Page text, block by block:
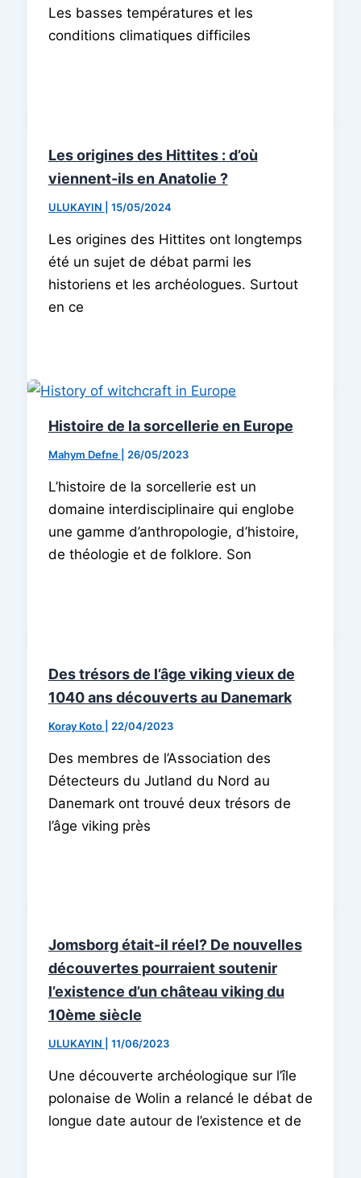
Les basses températures et les
conditions climatiques difficiles
Les origines des Hittites : d’où
viennent-ils en Anatolie ?
ULUKAYIN 15/05/2024
Les origines des Hittites ont longtemps
été un sujet de débat parmi les
historiens et les archéologues. Surtout
en ce
Histoire de la sorcellerie en Europe
Mahym Defne 26/05/2023
L’histoire de la sorcellerie est un
domaine interdisciplinaire qui englobe
une gamme d’anthropologie, d’histoire,
de théologie et de folklore. Son
Des trésors de l’âge viking vieux de
1040 ans découverts au Danemark
Koray Koto 22/04/2023
Des membres de l’Association des
Détecteurs du Jutland du Nord au
Danemark ont trouvé deux trésors de
l’âge viking près
Jomsborg était-il réel? De nouvelles
découvertes pourraient soutenir
l’existence d’un château viking du
10ème siècle
ULUKAYIN 11/06/2023
Une découverte archéologique sur l’île
polonaise de Wolin a relancé le débat de
longue date autour de l’existence et de